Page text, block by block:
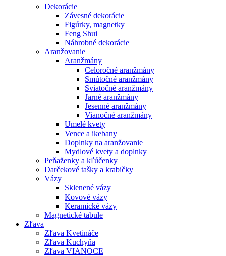
Dekorácie
Závesné dekorácie
Figúrky, magnetky
Feng Shui
Náhrobné dekorácie
Aranžovanie
Aranžmány
Celoročné aranžmány
Smútočné aranžmány
Sviatočné aranžmány
Jarné aranžmány
Jesenné aranžmány
Vianočné aranžmány
Umelé kvety
Vence a ikebany
Doplnky na aranžovanie
Mydlové kvety a doplnky
Peňaženky a kľúčenky
Darčekové tašky a krabičky
Vázy
Sklenené vázy
Kovové vázy
Keramické vázy
Magnetické tabule
Zľava
Zľava Kvetináče
Zľava Kuchyňa
Zľava VIANOCE